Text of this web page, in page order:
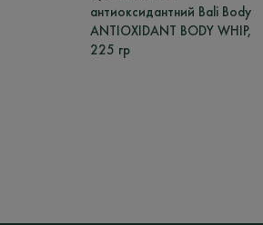
антиоксидантний Bali Body
ANTIOXIDANT BODY WHIP,
225 гр